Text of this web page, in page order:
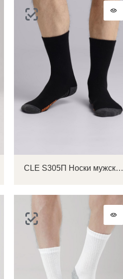
CLE S305П Носки мужские